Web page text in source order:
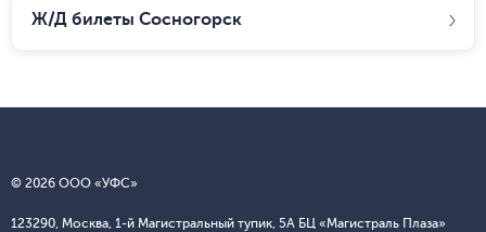
Ж/Д билеты Сосногорск
© 2026 ООО «УФС»
123290, Москва, 1-й Магистральный тупик, 5А БЦ «Магистраль Плаза»